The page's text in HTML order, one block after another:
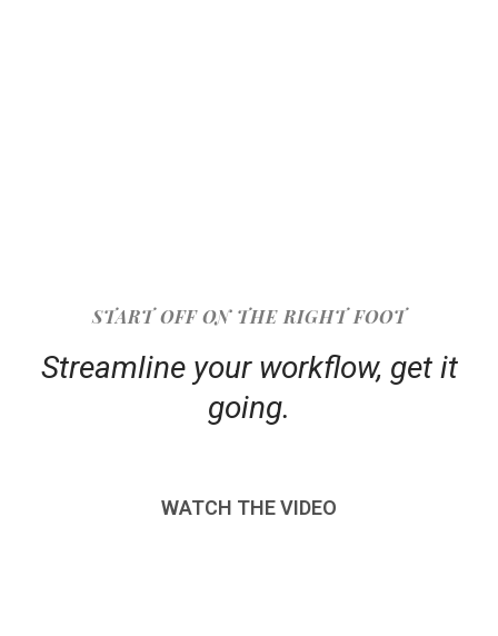
START OFF ON THE RIGHT FOOT
Streamline your workflow, get it
going.
WATCH THE VIDEO